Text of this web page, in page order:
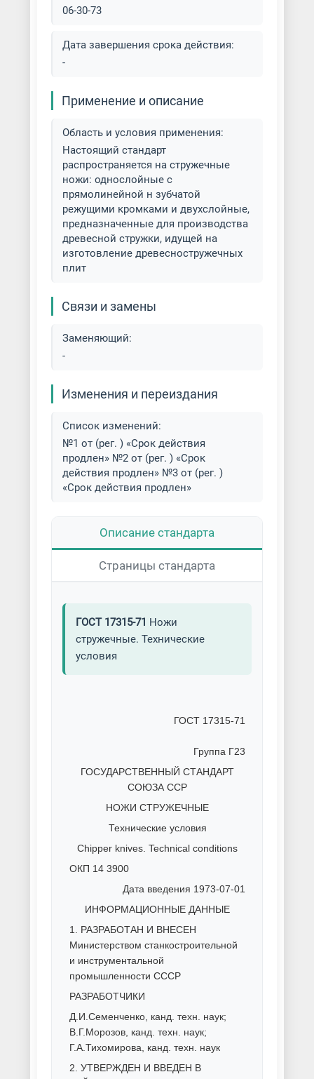
06-30-73
Дата завершения срока действия:
-
Применение и описание
Область и условия применения:
Настоящий стандарт
распространяется на стружечные
ножи: однослойные с
прямолинейной н зубчатой
режущими кромками и двухслойные,
предназначенные для производства
древесной стружки, идущей на
изготовление древесностружечных
плит
Связи и замены
Заменяющий:
-
Изменения и переиздания
Список изменений:
№1 от (рег. ) «Срок действия
продлен» №2 от (рег. ) «Срок
действия продлен» №3 от (рег. )
«Срок действия продлен»
Описание стандарта
Страницы стандарта
ГОСТ 17315-71 Ножи
стружечные. Технические
условия